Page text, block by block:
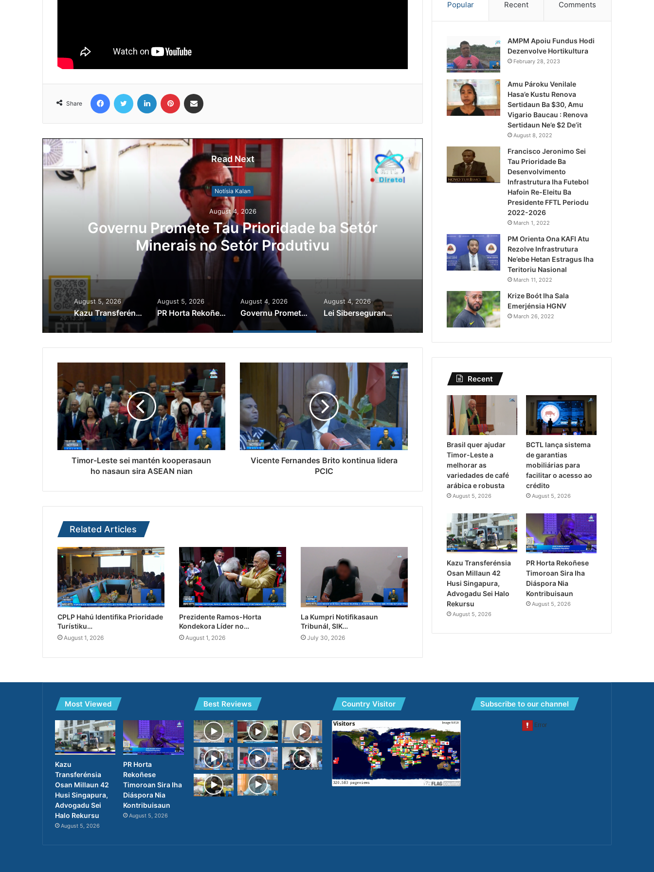
Share
Read Next
Notísia Kalan
August 4, 2026
Lei Siberseguransa Ajuda Autoridade Polisiál
Kaptura Autór Kriminozu ho Paradeiru Iha
Estranjeiru
Kazu Transferénsia
Singapura, Advogadu
August 5, 2026
Kazu Transferénsia Osan Millaun 42 Husi Singapura, Advogadu Sei Halo Rekursu
August 5, 2026
PR Horta Rekoñese Timoroan Sira Iha Diáspora Nia Kontribuisaun
August 4, 2026
Governu Promete Tau Prioridade ba Setór Minerais no Setór Produtivu
August 4, 2026
Lei Siberseguransa Ajuda Autoridade Polisiál Kaptura Autór Kriminozu ho Paradeiru Iha Estranjeiru
Timor-Leste sei mantén kooperasaun
ho nasaun sira ASEAN nian
Vicente Fernandes Brito kontinua lidera
PCIC
Related Articles
CPLP Hahú Identifika Prioridade
Turístiku…
August 1, 2026
Prezidente Ramos-Horta
Kondekora Líder no…
August 1, 2026
La Kumpri Notifikasaun
Tribunál, SIK…
July 30, 2026
Popular Recent Comments
AMPM Apoiu Fundus Hodi
Dezenvolve Hortikultura
February 28, 2023
Amu Pároku Venilale
Hasa’e Kustu Renova
Sertidaun Ba $30, Amu
Vigario Baucau : Renova
Sertidaun Ne’e $2 De’it
August 8, 2022
Francisco Jeronimo Sei
Tau Prioridade Ba
Desenvolvimento
Infrastrutura Iha Futebol
Hafoin Re-Eleitu Ba
Presidente FFTL Periodu
2022-2026
March 1, 2022
PM Orienta Ona KAFI Atu
Rezolve Infrastrutura
Ne’ebe Hetan Estragus Iha
Teritoriu Nasional
March 11, 2022
Krize Boót Iha Sala
Emerjénsia HGNV
March 26, 2022
Recent
Brasil quer ajudar
Timor-Leste a
melhorar as
variedades de café
arábica e robusta
August 5, 2026
BCTL lança sistema
de garantias
mobiliárias para
facilitar o acesso ao
crédito
August 5, 2026
Kazu Transferénsia
Osan Millaun 42
Husi Singapura,
Advogadu Sei Halo
Rekursu
August 5, 2026
PR Horta Rekoñese
Timoroan Sira Iha
Diáspora Nia
Kontribuisaun
August 5, 2026
Most Viewed
Kazu
Transferénsia
Osan Millaun 42
Husi Singapura,
Advogadu Sei
Halo Rekursu
August 5, 2026
PR Horta
Rekoñese
Timoroan Sira Iha
Diáspora Nia
Kontribuisaun
August 5, 2026
Best Reviews Country Visitor Subscribe to our channel